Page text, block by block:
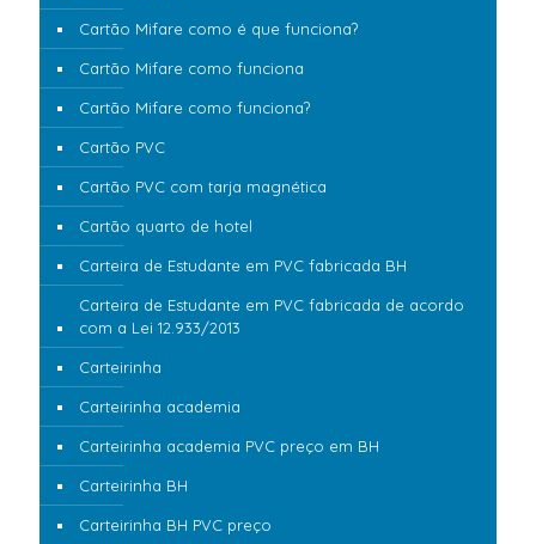
Cartão Mifare como é que funciona?
Cartão Mifare como funciona
Cartão Mifare como funciona?
Cartão PVC
Cartão PVC com tarja magnética
Cartão quarto de hotel
Carteira de Estudante em PVC fabricada BH
Carteira de Estudante em PVC fabricada de acordo
com a Lei 12.933/2013
Carteirinha
Carteirinha academia
Carteirinha academia PVC preço em BH
Carteirinha BH
Carteirinha BH PVC preço